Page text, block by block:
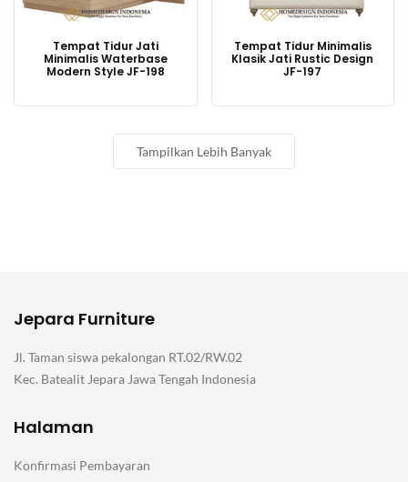
Tempat Tidur Jati
Minimalis Waterbase
Modern Style JF-198
Tempat Tidur Minimalis
Klasik Jati Rustic Design
JF-197
Tampilkan Lebih Banyak
Jepara Furniture
Jl. Taman siswa pekalongan RT.02/RW.02
Kec. Batealit Jepara Jawa Tengah Indonesia
Halaman
Konfirmasi Pembayaran